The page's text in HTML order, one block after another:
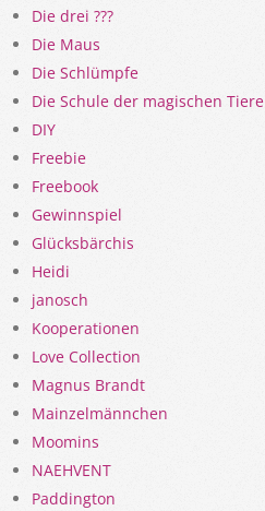
Die drei ???
Die Maus
Die Schlümpfe
Die Schule der magischen Tiere
DIY
Freebie
Freebook
Gewinnspiel
Glücksbärchis
Heidi
janosch
Kooperationen
Love Collection
Magnus Brandt
Mainzelmännchen
Moomins
NAEHVENT
Paddington